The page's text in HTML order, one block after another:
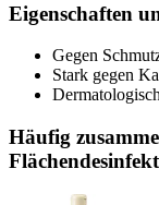
Eigenschaften
Gegen
Stark gegen
Häufig